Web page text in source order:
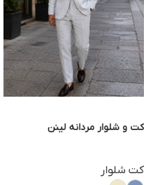
کت و شلوار مردانه لینن
کت شلوار